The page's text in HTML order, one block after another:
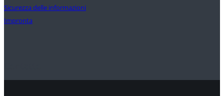
Sicurezza delle informazioni
Impronta